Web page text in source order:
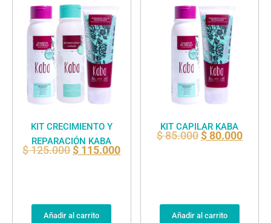
KIT CRECIMIENTO Y
REPARACIÓN KABA
$125.000$ 115.000
Añadir al carrito
KIT CAPILAR KABA
$85.000 $80.000
Añadir al carrito